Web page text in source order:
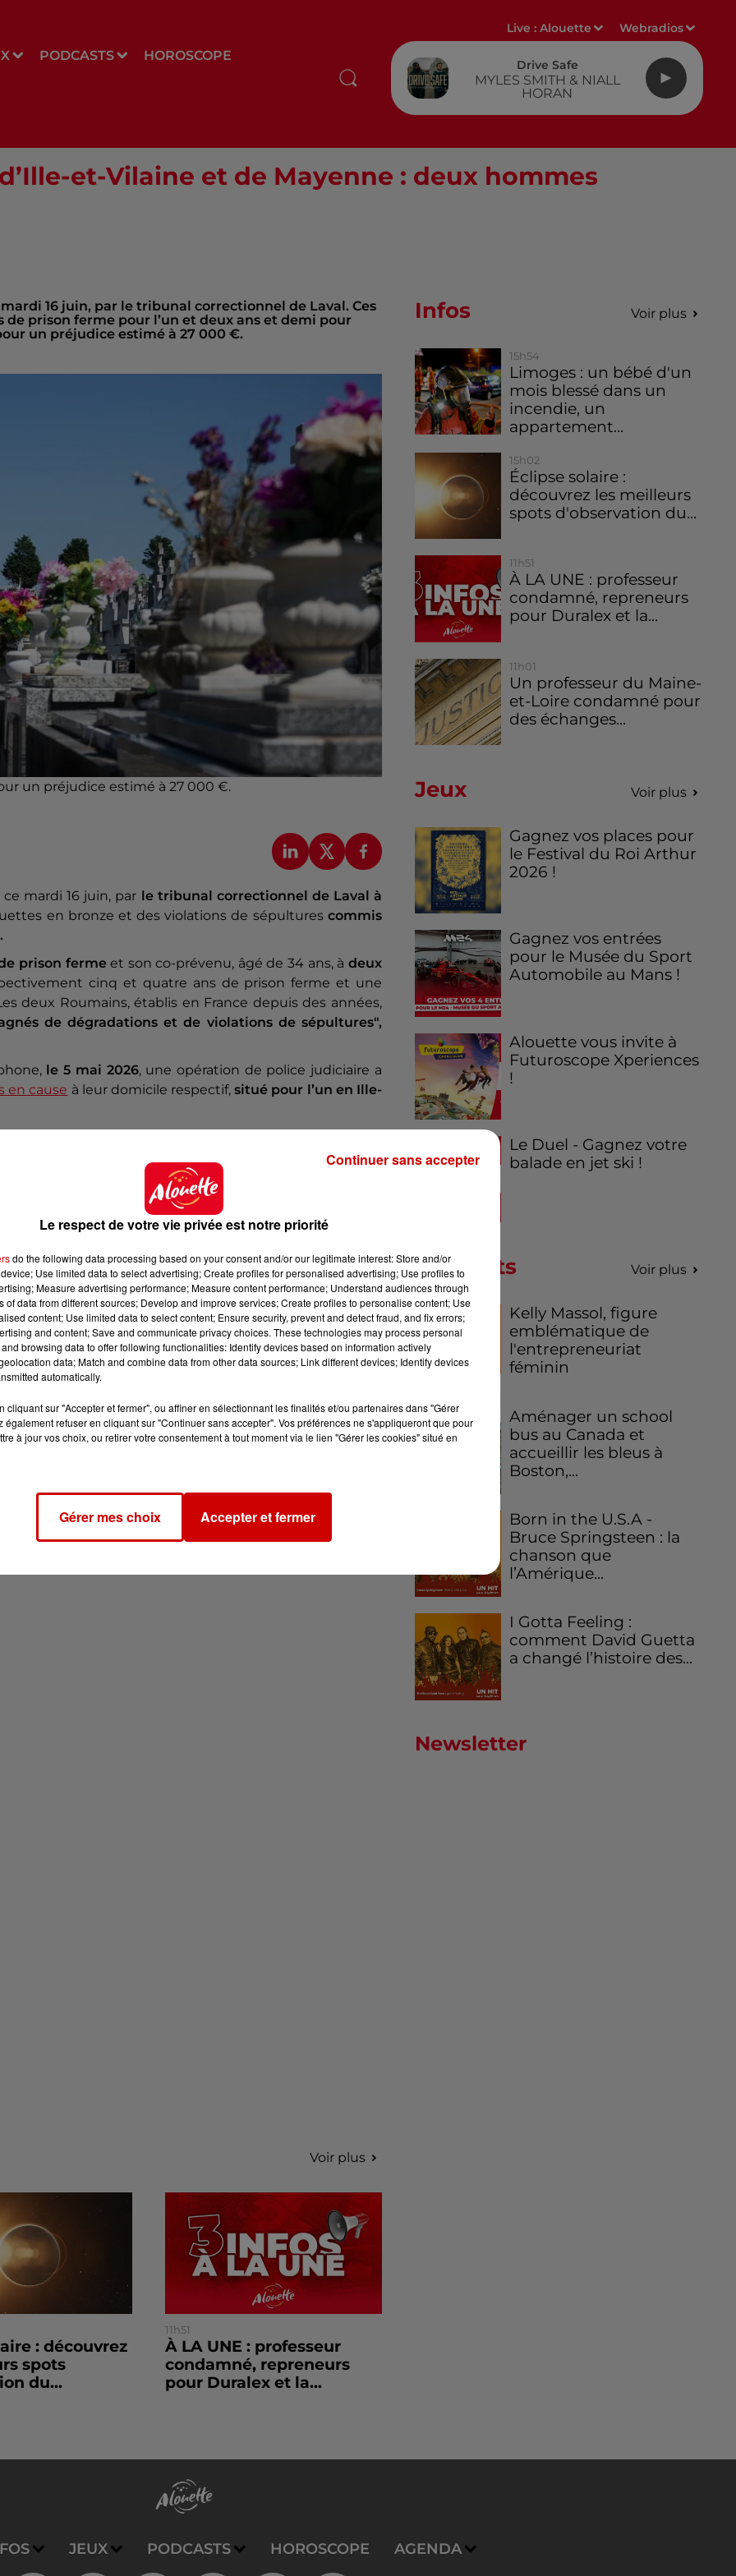
PODCASTS HOROSCOPE
Live :Alouette Webradios
Drive Safe
MYLES SMITH & NIALL
HORAN
et-Vilaine et de Mayenne : deux hommes
16 juin, par le tribunal correctionnel de Laval. Ces
prison ferme pour l’un et deux ans et demi pour
un préjudice estimé à 27 000 €.
un préjudice estimé à 27 000 €.
mardi 16 juin, par le tribunal correctionnel de Laval à
en bronze et des violations de sépultures commis
prison fermeet son co-prévenu, âgé de 34 ans, à deux
cinq et quatre ans de prison ferme et une
deux Roumains, établis en France depuis des années,
de dégradations et de violations de sépultures",
le 5 mai 2026, une opération de police judiciaire a
en cause à leur domicile respectif,situé pour l’un en Ille-
, pour un préjudice estimé à l'audience à 27 000
écoulé pour environ 2 000 euros.
,six cimetières du sud de la Mayenne, limitrophes du
de statuettes en bronze et de dégradations de pierres
dans le secteur de La Guerche-de-Bretagne , en
constatations effectuées en Mayenne ont permis de
des statuettes.
devront aussi verser au total plus de
Infos Voir plus
15h54
Limoges : un bébé d'un
mois blessé dans un
incendie, un
appartement...
15h02
Éclipse solaire :
découvrez les meilleurs
spots d'observation du...
11h51
À LA UNE : professeur
condamné, repreneurs
pour Duralex et la...
11h01
Un professeur du Maine-
et-Loire condamné pour
des échanges...
Jeux Voir plus
Gagnez vos places pour
le Festival du Roi Arthur
2026 !
Gagnez vos entrées
pour le Musée du Sport
Automobile au Mans !
Alouette vous invite à
Futuroscope Xperiences
!
Le Duel - Gagnez votre
balade en jet ski !
Podcasts Voir plus
Kelly Massol, figure
emblématique de
l'entrepreneuriat
féminin
Aménager un school
bus au Canada et
accueillir les bleus à
Boston,...
Born in the U.S.A -
Bruce Springsteen : la
chanson que
l’Amérique...
I Gotta Feeling :
comment David Guetta
a changé l’histoire des...
Newsletter
Voir plus
: découvrez
spots
du...
11h51
À LA UNE : professeur
condamné, repreneurs
pour Duralex et la...
JEUX PODCASTS HOROSCOPE AGENDA
Le respect de votre vie privée est notre priorité
do the following data processing based on your consent and/or our legitimate interest: Store and/or
Use limited data to select advertising; Create profiles for personalised advertising; Use profiles to
Measure advertising performance; Measure content performance; Understand audiences through
of data from different sources; Develop and improve services; Create profiles to personalise content; Use
content; Use limited data to select content; Ensure security, prevent and detect fraud, and fix errors;
and content; Save and communicate privacy choices. These technologies may process personal
browsing data to offer following functionalities: Identify devices based on information actively
data; Match and combine data from other data sources; Link different devices; Identify devices
automatically.
cliquant sur "Accepter et fermer", ou affiner en sélectionnant les finalités et/ou partenaires dans "Gérer
également refuser en cliquant sur "Continuer sans accepter". Vos préférences ne s'appliqueront que pour
à jour vos choix, ou retirer votre consentement à tout moment via le lien "Gérer les cookies" situé en
Gérer mes choix Accepter et fermer
Continuer sans accepter